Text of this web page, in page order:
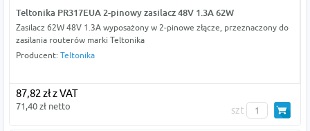
Teltonika PR317EUA 2-pinowy zasilacz 48V 1.3A 62W
Zasilacz 62W 48V 1.3A wyposażony w 2-pinowe złącze, przeznaczony do
zasilania routerów marki Teltonika
Producent: Teltonika
87,82 zł z VAT
71,40 zł netto szt